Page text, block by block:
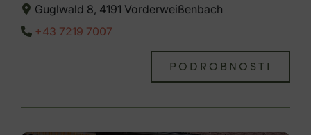
Guglwald 8, 4191 Vorderweißenbach
+43 7219 7007
PODROBNOSTI